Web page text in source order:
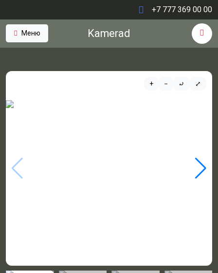
+7 777 369 00 00
Меню Kamerad
+ − ⤾ ⤢